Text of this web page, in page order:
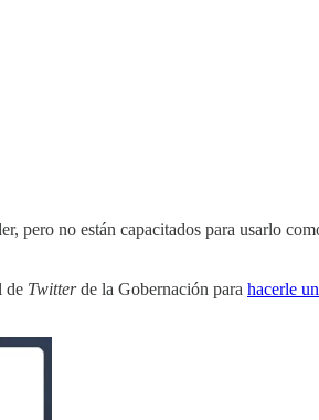
pero no están capacitados para usarlo
de Twitterde la Gobernación para hacerle